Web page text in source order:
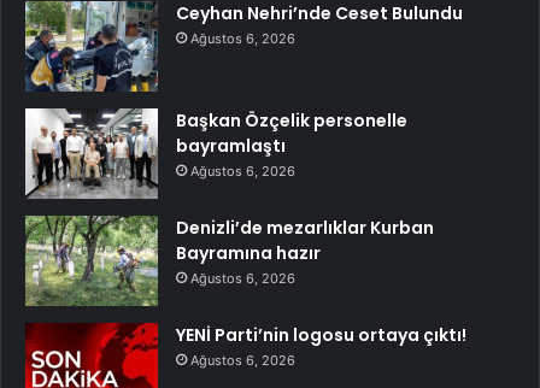
Ceyhan Nehri’nde Ceset Bulundu
Ağustos 6, 2026
Başkan Özçelik personelle
bayramlaştı
Ağustos 6, 2026
Denizli’de mezarlıklar Kurban
Bayramına hazır
Ağustos 6, 2026
YENİ Parti’nin logosu ortaya çıktı!
Ağustos 6, 2026